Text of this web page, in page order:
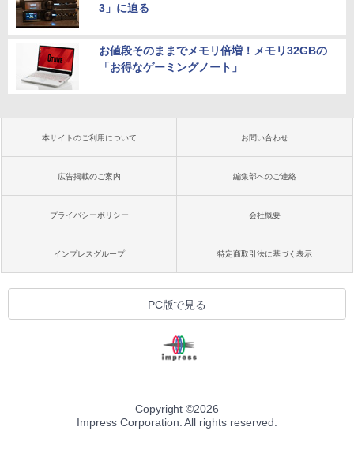
3」に迫る
お値段そのままでメモリ倍増！メモリ32GBの
「お得なゲーミングノート」
本サイトのご利用について お問い合わせ
広告掲載のご案内 編集部へのご連絡
プライバシーポリシー 会社概要
インプレスグループ 特定商取引法に基づく表示
PC版で見る
Copyright ©2026
Impress Corporation. All rights reserved.